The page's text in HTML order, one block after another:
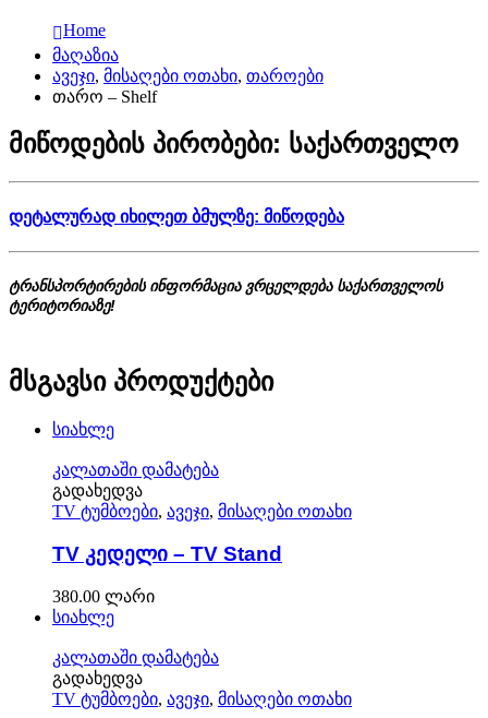
Home
მაღაზია
ავეჯი, მისაღები ოთახი, თაროები
თარო – Shelf
მიწოდების პირობები: საქართველო
დეტალურად იხილეთ ბმულზე: მიწოდება
ტრანსპორტირების ინფორმაცია ვრცელდება საქართველოს
ტერიტორიაზე!
მსგავსი პროდუქტები
სიახლე
კალათაში დამატება
გადახედვა
TV ტუმბოები, ავეჯი, მისაღები ოთახი
TV კედელი – TV Stand
380.00 ლარი
სიახლე
კალათაში დამატება
გადახედვა
TV ტუმბოები, ავეჯი, მისაღები ოთახი